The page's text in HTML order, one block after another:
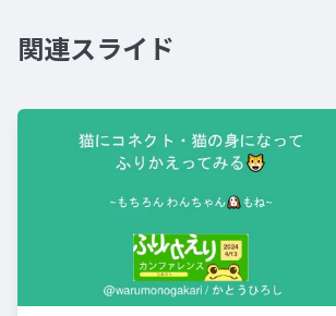
関連スライド